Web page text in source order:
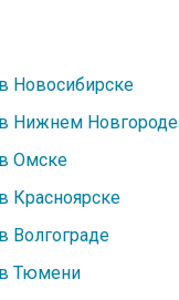
Новосибирске
Нижнем Новгороде
Омске
Красноярске
Волгограде
Тюмени